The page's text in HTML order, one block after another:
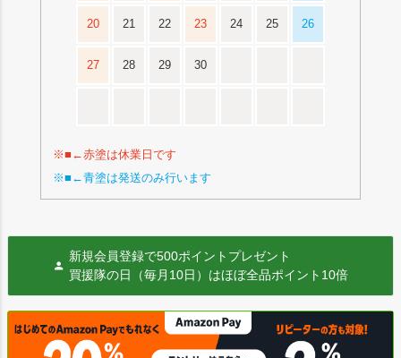
20 21 22 23 24 25 26
27 28 29 30
※■←赤塗は休業日です
※■←青塗は発送のみ行います
新規会員登録で500ポイントプレゼント
買援隊の日（毎月10日）はほぼ全品ポイント10倍